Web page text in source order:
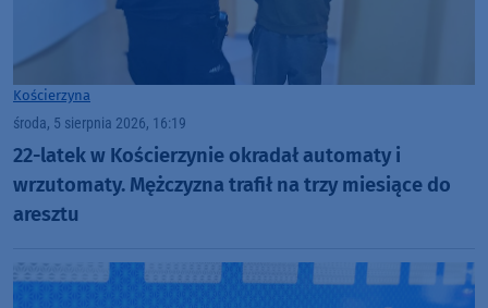
Kościerzyna
środa, 5 sierpnia 2026, 16:19
22-latek w Kościerzynie okradał automaty i
wrzutomaty. Mężczyzna trafił na trzy miesiące do
aresztu